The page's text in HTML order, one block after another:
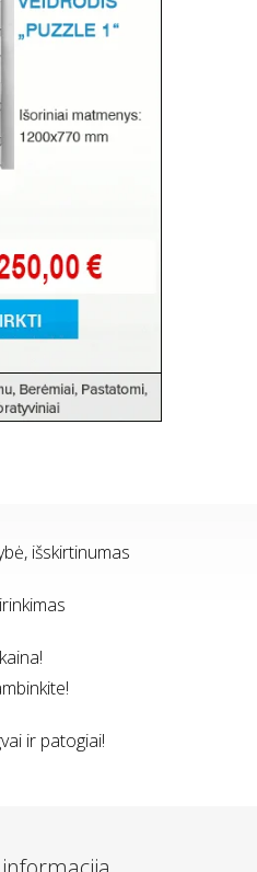
išskirtinumas
ir patogiai!